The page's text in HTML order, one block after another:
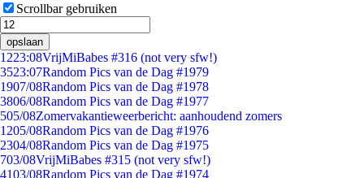
Scrollbar gebruiken
opslaan
1223:08VrijMiBabes #316 (not very sfw!)
3523:07Random Pics van de Dag #1979
1907/08Random Pics van de Dag #1978
3806/08Random Pics van de Dag #1977
505/08Zomervakantieweerbericht: aanhoudend zomers
1205/08Random Pics van de Dag #1976
2304/08Random Pics van de Dag #1975
703/08VrijMiBabes #315 (not very sfw!)
4103/08Random Pics van de Dag #1974